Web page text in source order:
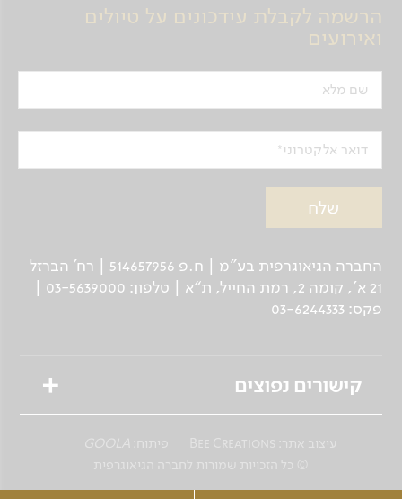
הרשמה לקבלת עידכונים על טיולים
ואירועים
שם מלא
דואר אלקטרוני
החברה הגיאוגרפית בע"מ | ח.פ 514657956 | רח’ הברזל
21 א', קומה 2, רמת החייל, ת“א | טלפון: 03-5639000 |
פקס: 03-6244333
קישורים נפוצים
שייט גיאוגרפי